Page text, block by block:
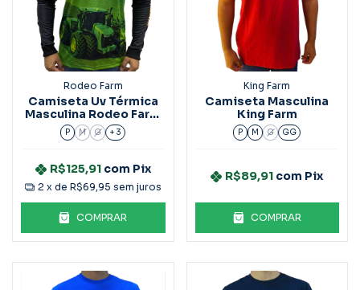
Rodeo Farm
Camiseta Uv Térmica
Masculina Rodeo Farm
Verde
P M G + 3
R$125,91 com Pix
2 x de R$69,95 sem juros
COMPRAR
King Farm
Camiseta Masculina
King Farm
P M G GG
R$89,91 com Pix
COMPRAR